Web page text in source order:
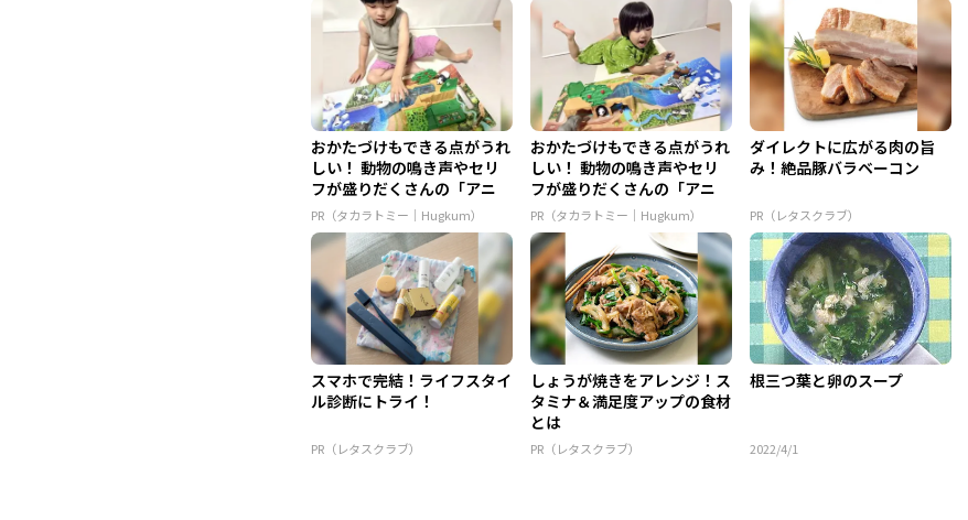
おかたづけもできる点がうれ
しい！ 動物の鳴き声やセリ
フが盛りだくさんの「アニ
ア ...
PR（タカラトミー｜Hugkum）
おかたづけもできる点がうれ
しい！ 動物の鳴き声やセリ
フが盛りだくさんの「アニ
ア ...
PR（タカラトミー｜Hugkum）
ダイレクトに広がる肉の旨
み！絶品豚バラベーコン
PR（レタスクラブ）
スマホで完結！ライフスタイ
ル診断にトライ！
PR（レタスクラブ）
しょうが焼きをアレンジ！ス
タミナ＆満足度アップの食材
とは
PR（レタスクラブ）
根三つ葉と卵のスープ
2022/4/1